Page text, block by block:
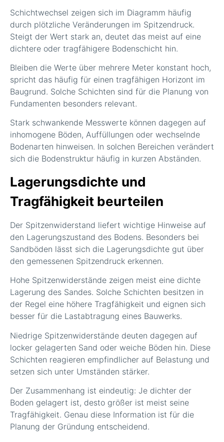
Schichtwechsel zeigen sich im Diagramm häufig
durch plötzliche Veränderungen im Spitzendruck.
Steigt der Wert stark an, deutet das meist auf eine
dichtere oder tragfähigere Bodenschicht hin.
Bleiben die Werte über mehrere Meter konstant hoch,
spricht das häufig für einen tragfähigen Horizont im
Baugrund. Solche Schichten sind für die Planung von
Fundamenten besonders relevant.
Stark schwankende Messwerte können dagegen auf
inhomogene Böden, Auffüllungen oder wechselnde
Bodenarten hinweisen. In solchen Bereichen verändert
sich die Bodenstruktur häufig in kurzen Abständen.
Lagerungsdichte und
Tragfähigkeit beurteilen
Der Spitzenwiderstand liefert wichtige Hinweise auf
den Lagerungszustand des Bodens. Besonders bei
Sandböden lässt sich die Lagerungsdichte gut über
den gemessenen Spitzendruck erkennen.
Hohe Spitzenwiderstände zeigen meist eine dichte
Lagerung des Sandes. Solche Schichten besitzen in
der Regel eine höhere Tragfähigkeit und eignen sich
besser für die Lastabtragung eines Bauwerks.
Niedrige Spitzenwiderstände deuten dagegen auf
locker gelagerten Sand oder weiche Böden hin. Diese
Schichten reagieren empfindlicher auf Belastung und
setzen sich unter Umständen stärker.
Der Zusammenhang ist eindeutig: Je dichter der
Boden gelagert ist, desto größer ist meist seine
Tragfähigkeit. Genau diese Information ist für die
Planung der Gründung entscheidend.